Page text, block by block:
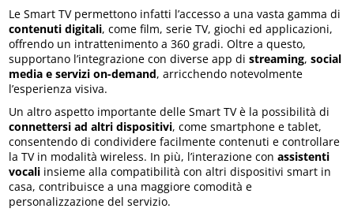
Le Smart TV permettono infatti l’accesso a una vasta gamma di
contenuti digitali, come film, serie TV, giochi ed applicazioni,
offrendo un intrattenimento a 360 gradi. Oltre a questo,
supportano l’integrazione con diverse app distreaming, social
media e servizi on-demand, arricchendo notevolmente
l’esperienza visiva.
Un altro aspetto importante delle Smart TV è la possibilità di
connettersi ad altri dispositivi, come smartphone e tablet,
consentendo di condividere facilmente contenuti e controllare
la TV in modalità wireless. In più, l’interazione conassistenti
vocali insieme alla compatibilità con altri dispositivi smart in
casa, contribuisce a una maggiore comodità e
personalizzazione del servizio.